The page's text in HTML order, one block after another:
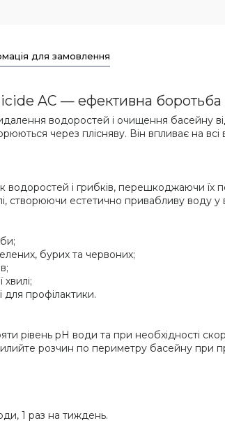
для замовлення
AC — ефективна боротьба
водоростей і очищення басейну
через плісняву. Він впливає на
водоростей і грибків, перешкоджаючи
створюючи естетично привабливу воду у
бурих та червоних;
для профілактики.
рівень pH води та при необхідності
вилийте розчин по периметру басейну
1 раз на тиждень.